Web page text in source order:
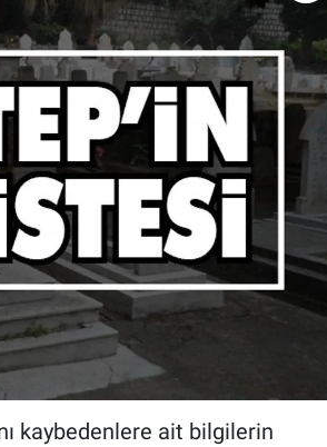
kaybedenlere ait bilgilerin